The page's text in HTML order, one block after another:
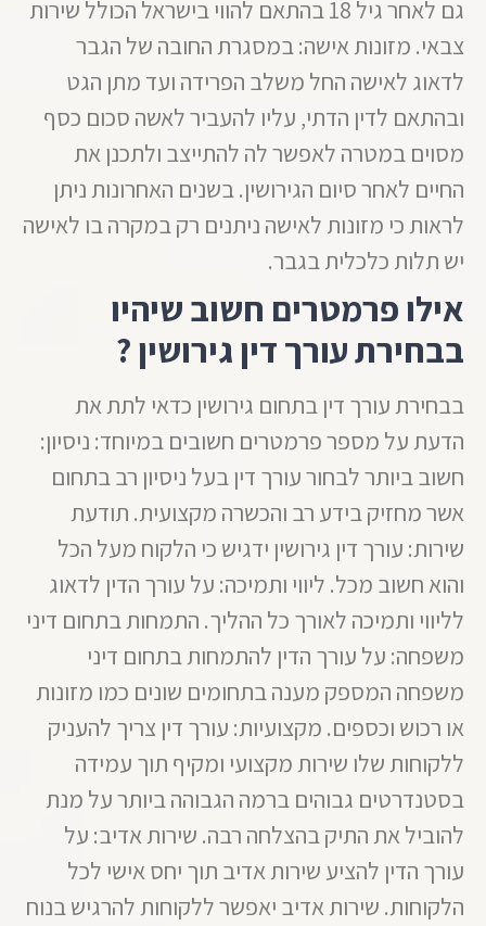
גם לאחר גיל 18 בהתאם להווי בישראל הכולל שירות
צבאי. מזונות אישה: במסגרת החובה של הגבר
לדאוג לאישה החל משלב הפרידה ועד מתן הגט
ובהתאם לדין הדתי, עליו להעביר לאשה סכום כסף
מסוים במטרה לאפשר לה להתייצב ולתכנן את
החיים לאחר סיום הגירושין. בשנים האחרונות ניתן
לראות כי מזונות לאישה ניתנים רק במקרה בו לאישה
יש תלות כלכלית בגבר.
אילו פרמטרים חשוב שיהיו
בבחירת עורך דין גירושין ?
בבחירת עורך דין בתחום גירושין כדאי לתת את
הדעת על מספר פרמטרים חשובים במיוחד: ניסיון:
חשוב ביותר לבחור עורך דין בעל ניסיון רב בתחום
אשר מחזיק בידע רב והכשרה מקצועית. תודעת
שירות: עורך דין גירושין ידגיש כי הלקוח מעל הכל
והוא חשוב מכל. ליווי ותמיכה: על עורך הדין לדאוג
לליווי ותמיכה לאורך כל ההליך. התמחות בתחום דיני
משפחה: על עורך הדין להתמחות בתחום דיני
משפחה המספק מענה בתחומים שונים כמו מזונות
או רכוש וכספים. מקצועיות: עורך דין צריך להעניק
ללקוחות שלו שירות מקצועי ומקיף תוך עמידה
בסטנדרטים גבוהים ברמה הגבוהה ביותר על מנת
להוביל את התיק בהצלחה רבה. שירות אדיב: על
עורך הדין להציע שירות אדיב תוך יחס אישי לכל
הלקוחות. שירות אדיב יאפשר ללקוחות להרגיש בנוח